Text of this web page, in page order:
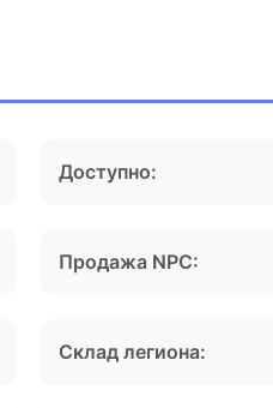
Доступно:
Продажа NPC:
Склад легиона: